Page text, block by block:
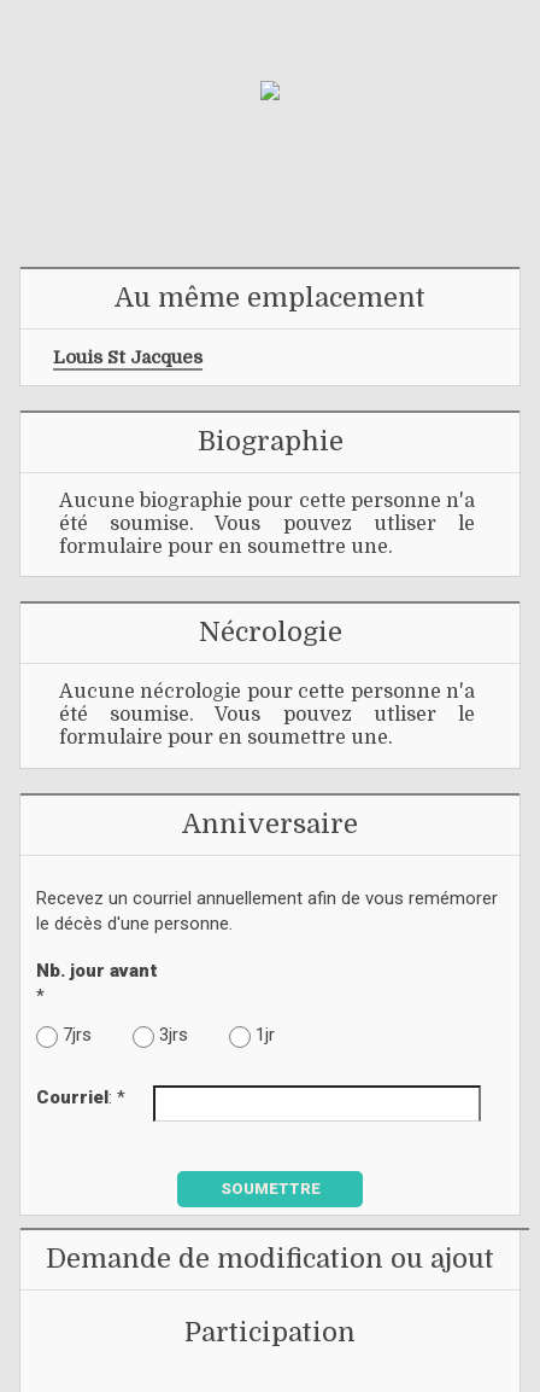
Au même emplacement
Louis St Jacques
Biographie
Aucune biographie pour cette personne n'a
été soumise. Vous pouvez utliser le
formulaire pour en soumettre une.
Nécrologie
Aucune nécrologie pour cette personne n'a
été soumise. Vous pouvez utliser le
formulaire pour en soumettre une.
Anniversaire
Recevez un courriel annuellement afin de vous remémorer
le décès d'une personne.
Nb. jour avant
*
7jrs
3jrs 1jr
Courriel : *
SOUMETTRE
Demande de modification ou ajout
Participation